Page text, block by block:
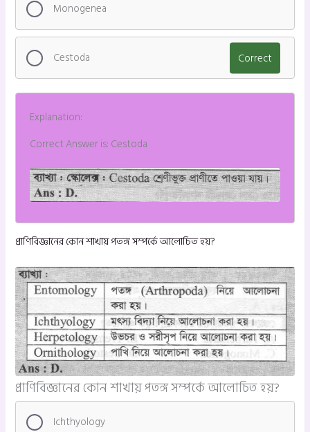
Monogenea
Cestoda Correct
Explanation:
Correct Answer is: Cestoda
প্রাণিবিজ্ঞানের কোন শাখায় পতঙ্গ সম্পর্কে আলোচিত হয়?
প্রাণিবিজ্ঞানের কোন শাখায় পতঙ্গ সম্পর্কে আলোচিত হয়?
Ichthyology